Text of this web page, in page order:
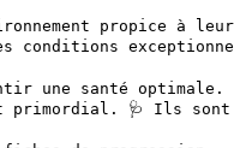
propice à
conditions
une santé optimale.
primordial. 🩺 Ils